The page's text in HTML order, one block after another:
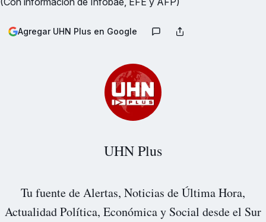
Agregar UHN Plus en Google
UHN Plus
Tu fuente de Alertas, Noticias de Última Hora,
Actualidad Política, Económica y Social desde el Sur